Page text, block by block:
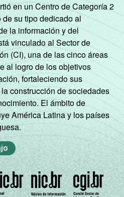
en un Centro de Categoría 2
su tipo dedicado al
la información y del
vinculado al Sector de
(CI), una de las cinco áreas
al logro de los objetivos
fortaleciendo sus
construcción de sociedades
El ámbito de
América Latina y los países